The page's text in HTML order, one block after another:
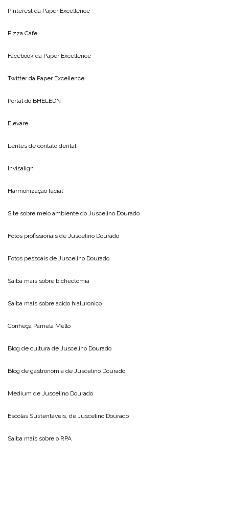
Pinterest da Paper Excellence
Pizza Cafe
Facebook da Paper Excellence
Twitter da Paper Excellence
Portal do BHELEDN
Elevare
Lentes de contato dental
Invisalign
Harmonização facial
Site sobre meio ambiente do Juscelino Dourado
Fotos profissionais de Juscelino Dourado
Fotos pessoais de Juscelino Dourado
Saiba mais sobre bichectomia
Saiba mais sobre acido hialuronico
Conheça Pamela Mello
Blog de cultura de Juscelino Dourado
Blog de gastronomia de Juscelino Dourado
Medium de Juscelino Dourado
Escolas Sustentáveis, de Juscelino Dourado
Saiba mais sobre o RPA